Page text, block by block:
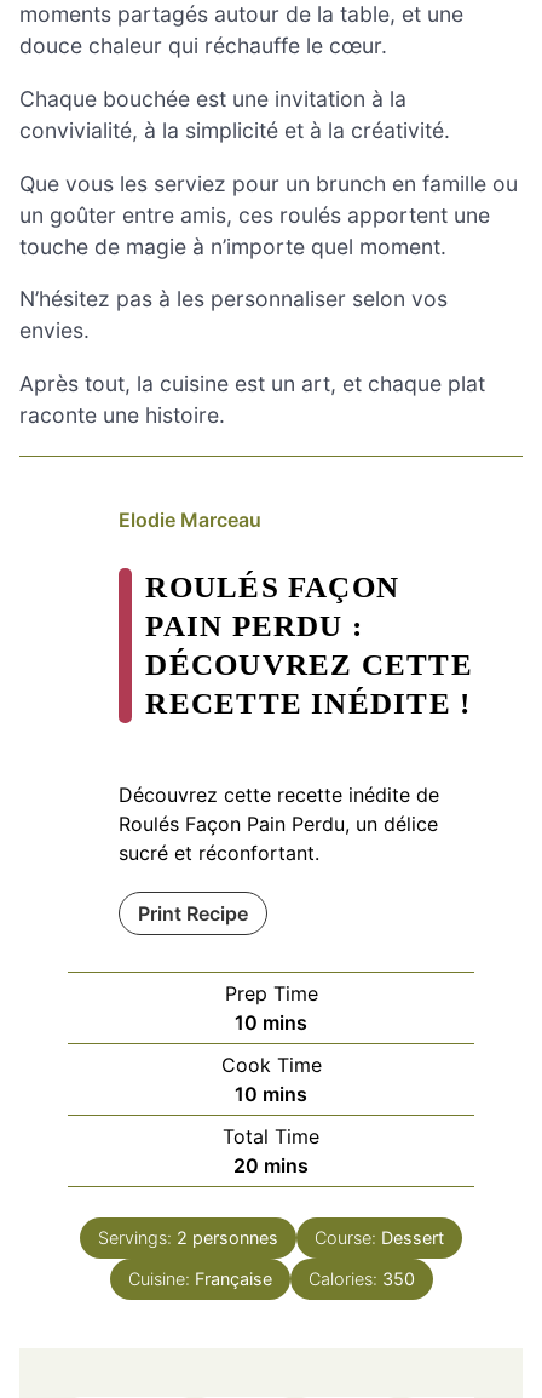
moments partagés autour de la table, et une
douce chaleur qui réchauffe le cœur.
Chaque bouchée est une invitation à la
convivialité, à la simplicité et à la créativité.
Que vous les serviez pour un brunch en famille ou
un goûter entre amis, ces roulés apportent une
touche de magie à n’importe quel moment.
N’hésitez pas à les personnaliser selon vos
envies.
Après tout, la cuisine est un art, et chaque plat
raconte une histoire.
Elodie Marceau
ROULÉS FAÇON
PAIN PERDU :
DÉCOUVREZ CETTE
RECETTE INÉDITE !
Découvrez cette recette inédite de
Roulés Façon Pain Perdu, un délice
sucré et réconfortant.
Print Recipe
Prep Time
10 minutes
mins
Cook Time
10 minutes
mins
Total Time
20 minutes
mins
Servings: 2 personnes Course: Dessert
Cuisine: Française Calories: 350